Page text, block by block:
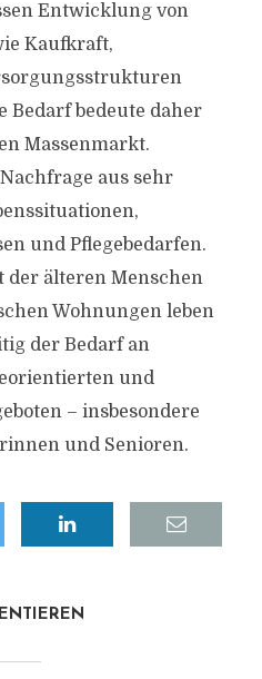
Entwicklung von
Kaufkraft,
Bedarf bedeute daher
Massenmarkt.
aus sehr
und Pflegebedarfen.
der älteren Menschen
Wohnungen leben
der Bedarf an
und
– insbesondere
und Senioren.